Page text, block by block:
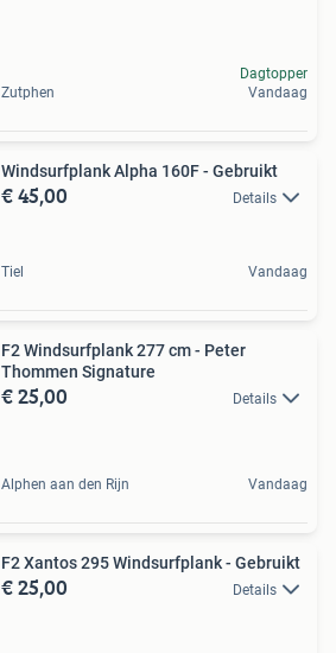
Zutphen
Dagtopper
Vandaag
Windsurfplank Alpha 160F - Gebruikt
€ 45,00 Details
Tiel Vandaag
F2 Windsurfplank 277 cm - Peter
Thommen Signature
€ 25,00 Details
Alphen aan den Rijn Vandaag
F2 Xantos 295 Windsurfplank - Gebruikt
€ 25,00 Details